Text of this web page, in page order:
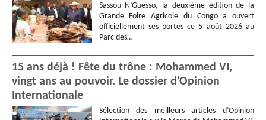
Sassou N’Guesso, la deuxième édition de la
Grande Foire Agricole du Congo a ouvert
officiellement ses portes ce 5 août 2026 au
Parc des…
15 ans déjà ! Fête du trône : Mohammed VI,
vingt ans au pouvoir. Le dossier d’Opinion
Internationale
Sélection des meilleurs articles d’Opinion